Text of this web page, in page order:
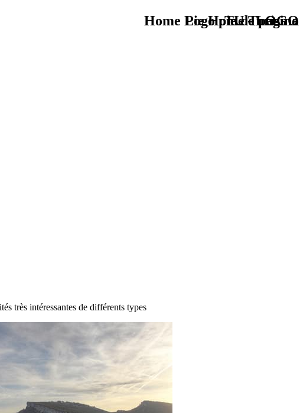
TU - LOGO
très intéressantes de différents types
Home Logo pie de página
Pie Home Turismo